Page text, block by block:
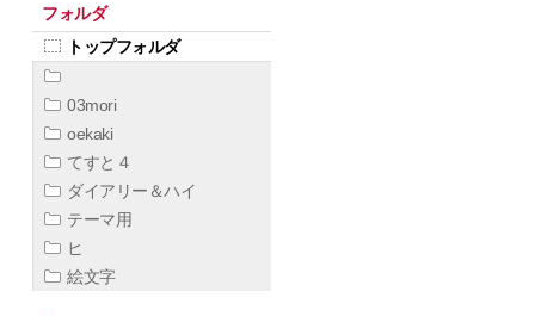
フォルダ
トップフォルダ
03mori
oekaki
てすと４
ダイアリー＆ハイ
テーマ用
ヒ
絵文字